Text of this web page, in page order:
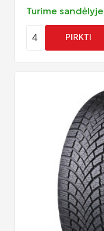
Turime sandėlyje
4 PIRKTI